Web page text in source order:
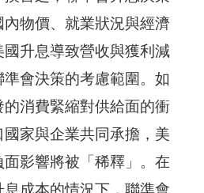
物價、就業狀況與經濟
升息導致營收與獲利減
會決策的考慮範圍。如
消費緊縮對供給面的衝
家與企業共同承擔，美
面影響將被「稀釋」。在